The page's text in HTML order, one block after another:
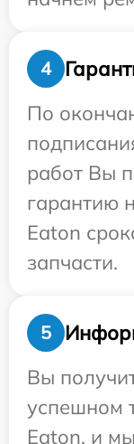
4
По
работ Вы
гарантию
Eaton
запчасти.
5
Вы
успешном
Eaton, и